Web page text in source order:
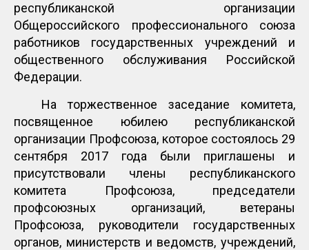
республиканской организации
Общероссийского профессионального союза
работников государственных учреждений и
общественного обслуживания Российской
Федерации.
На торжественное заседание комитета,
посвященное юбилею республиканской
организации Профсоюза, которое состоялось 29
сентября 2017 года были приглашены и
присутствовали члены республиканского
комитета Профсоюза, председатели
профсоюзных организаций, ветераны
Профсоюза, руководители государственных
органов, министерств и ведомств, учреждений,